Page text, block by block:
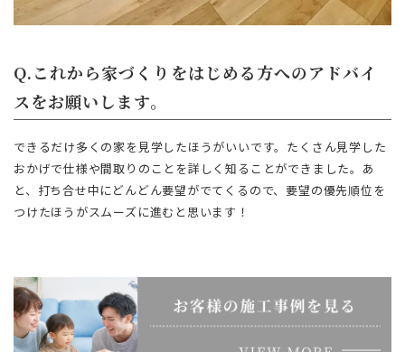
Q.これから家づくりをはじめる方へのアドバイ
スをお願いします。
できるだけ多くの家を見学したほうがいいです。たくさん見学した
おかげで仕様や間取りのことを詳しく知ることができました。あ
と、打ち合せ中にどんどん要望がでてくるので、要望の優先順位を
つけたほうがスムーズに進むと思います！